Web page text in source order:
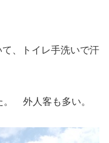
、トイレ手洗いで汗
。 外人客も多い。